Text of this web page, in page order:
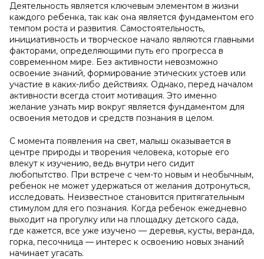
Деятельность является ключевым элементом в жизни
каждого ребенка, так как она является фундаментом его
темпом роста и развития. Самостоятельность,
инициативность и творческое начало являются главными
факторами, определяющими путь его прогресса в
современном мире. Без активности невозможно
освоение знаний, формирование этических устоев или
участие в каких-либо действиях. Однако, перед началом
активности всегда стоит мотивация. Это именно
желание узнать мир вокруг является фундаментом для
освоения методов и средств познания в целом.
С момента появления на свет, малыш оказывается в
центре природы и творения человека, которые его
влекут к изучению, ведь внутри него сидит
любопытство. При встрече с чем-то новым и необычным,
ребенок не может удержаться от желания дотронуться,
исследовать. Неизвестное становится притягательным
стимулом для его познания. Когда ребенок ежедневно
выходит на прогулку или на площадку детского сада,
где кажется, все уже изучено — деревья, кусты, веранда,
горка, песочница — интерес к освоению новых знаний
начинает угасать.